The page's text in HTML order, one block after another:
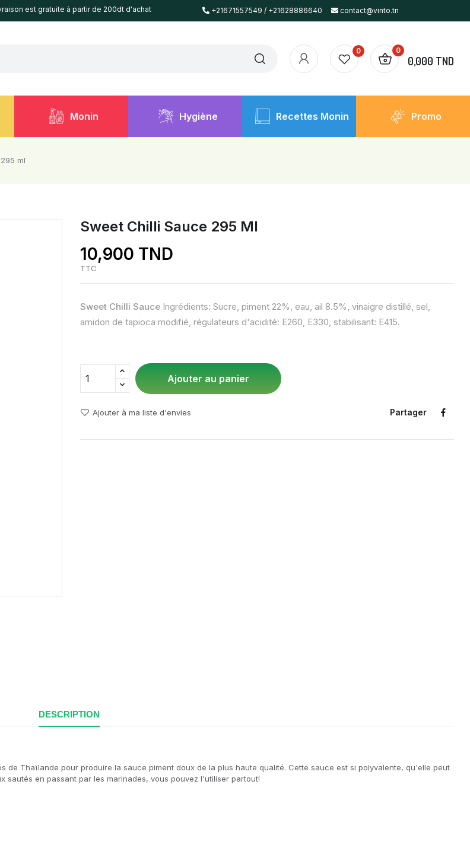
est gratuite à partir de 200dt d'achat +21671557549 / +21628886640 contact@vinto.tn
0 0
0,000 TND
Monin Hygiène Recettes Monin Promo
ml
Sweet Chilli Sauce 295 Ml
10,900 TND
TTC
Sweet Chilli Sauce Ingrédients: Sucre, piment 22%, eau, ail 8.5%, vinaigre distillé, sel,
amidon de tapioca modifié, régulateurs d'acidité: E260, E330, stabilisant: E415.
Ajouter au panier
Ajouter à ma liste d'envies Partager
DESCRIPTION
de Thaïlande pour produire la sauce piment doux de la plus haute qualité. Cette sauce est si polyvalente, qu'elle peut
sautés en passant par les marinades, vous pouvez l'utiliser partout!